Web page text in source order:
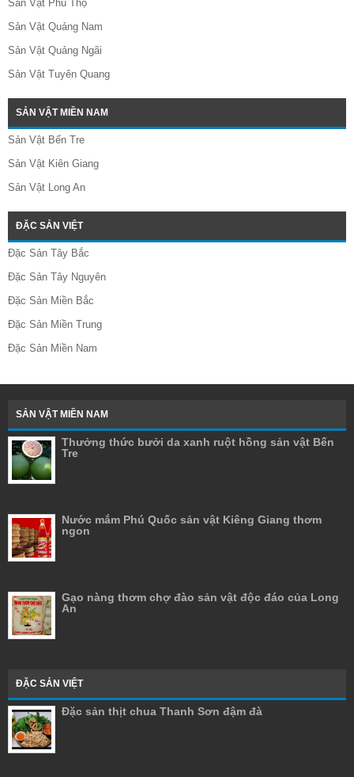
Sản Vật Phú Thọ
Sản Vật Quảng Nam
Sản Vật Quảng Ngãi
Sản Vật Tuyên Quang
SẢN VẬT MIỀN NAM
Sản Vật Bến Tre
Sản Vật Kiên Giang
Sản Vật Long An
ĐẶC SẢN VIỆT
Đặc Sản Tây Bắc
Đặc Sản Tây Nguyên
Đặc Sản Miền Bắc
Đặc Sản Miền Trung
Đặc Sản Miền Nam
SẢN VẬT MIỀN NAM
Thưởng thức bưởi da xanh ruột hồng sản vật Bến
Tre
Nước mắm Phú Quốc sản vật Kiêng Giang thơm
ngon
Gạo nàng thơm chợ đào sản vật độc đáo của Long
An
ĐẶC SẢN VIỆT
Đặc sản thịt chua Thanh Sơn đậm đà